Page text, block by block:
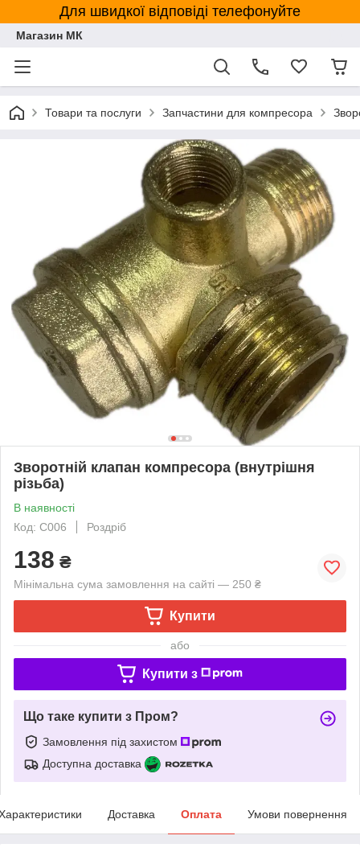
Для швидкої відповіді телефонуйте
Магазин МК
Товари та послуги Запчастини для компресора
Зворотній клапан компресора (внутрішня
різьба)
В наявності
Код: C006
Роздріб
138 ₴
Мінімальна сума замовлення на сайті — 250 ₴
Купити
або
Купити з
Що таке купити з Пром?
Замовлення під захистом
Доступна доставка
Доставка Оплата Умови повернення